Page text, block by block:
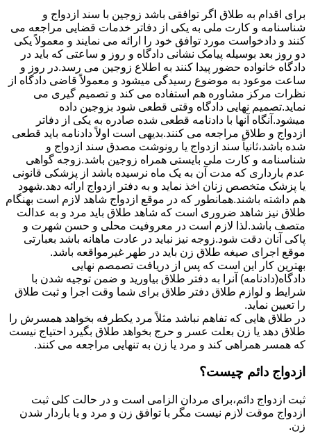
برای اقدام به طلاق اگر توافقی باشد زوجین با سند ازدواج و
شناسنامه و کارت ملی به یکی از دفاتر خدمات قضایی مراجعه می
کنند و دادخواست مورد توافق خود را ارائه می نمایند و معمولاً یکی
دو روز بعد بوسیله پیامک نشانی دادگاه و روز و ساعتی که باید در
دادگاه خانواده حضور پیدا کنند به اطلاع زوجین می رسد.در روز و
ساعت موعود به موضوع رسیدگی میشود و معمولاً قاضی دادگاه از
نظرات مرکز مشاوره هم استفاده می کند و تصمیم گیری می
نماید.تصمیم نهایی دادگاه وقتی قطعی شود بزوجین داده
میشود.آنگاه آنها با دادنامه قطعی شده صادره به یکی از دفاتر
ازدواج و طلاق مراجعه می کنند.بدیهی است اولاً دادنامه باید قطعی
شده باشد،ثانیاً سند ازدواج یا رونوشت مصدق سند ازدواج و
شناسنامه و کارت ملی بایستی همراه زوجین باشد.زوجه گواهی
عدم بارداری که مدت آن به یک ماه نرسیده باشد از پزشکی قانونی
یا پزشک متخصص زنان اخذ نماید و به دفتر ازدواج ارائه دهد.شهود
هم داشته باشند.همانطور که در موقع ازدواج شاهد لازم است بهنگام
طلاق نیز شاهد ضروری است که شاهد طلاق باید مرد و به عدالت
متصف باشد.لذا لازم است در معروفیت محلی و حسن شهرت و
پاکی آنان دقت شود.زوجه نیز نباید در عادت ماهانه باشد بعبارتی
موقع اجرای صیغه طلاق زن باید در طهر غیرمواقعه باشد.
بهترین کار این است که پس از دریافت تصمصم نهایی
دادگاه(دادنامه) آنرا به دفتر طلاق بیاورید و ضمن توجیه شدن با
شرایط و لوازم طلاق دفتر طلاق برای شما وقت اجرا و ثبت طلاق
را تعیین نماید.
در طلاق هایی که تفاهم نباشد مثلاً مرد یکطرفه بخواهد همسرش را
طلاق دهد یا زن بعلت عسر و حرج بخواهد طلاق بگیرد احتیاج نیست
که همسر همراهی کند و مرد یا زن به تنهایی مراجعه می کنند.
ازدواج دائم چیست؟
ثبت ازدواج دائم،برای مردان الزامی است و در حالت کلی ثبت
ازدواج موقت لازم نیست مگر با توافق زن و مرد و یا باردار شدن
زن.